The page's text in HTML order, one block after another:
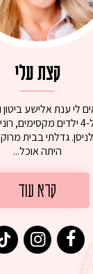
קצת עלי
לי ענת אלישע
שלי. אני אמא ל-4 ילדים
גדלתי בבית
היתה אוכל...
קרא עוד